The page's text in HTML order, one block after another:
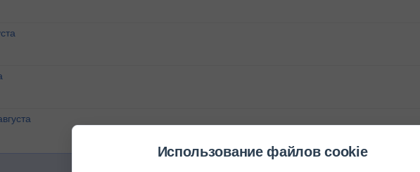
Использование файлов cookie